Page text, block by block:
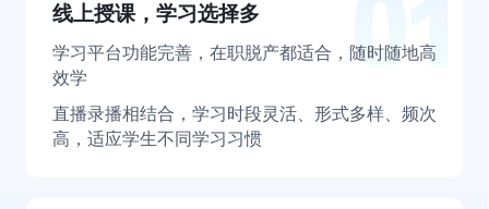
线上授课，学习选择多
学习平台功能完善，在职脱产都适合，随时随地高
效学
直播录播相结合，学习时段灵活、形式多样、频次
高，适应学生不同学习习惯